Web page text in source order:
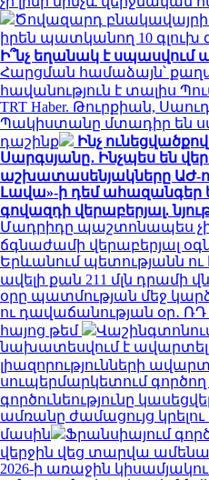
Ծովազարդ բնակավայրի
իրեն պատկանող 10 գլուխ
Ի՞նչ եղանակ է սպասվում
Հարցման համաձայն՝
հավանություն է տալիս
TRT Haber. Թուրքիան,
Պակիստանը մտադիր են
դաշինք
Ինչ
Սարգսյանը․ Ինչպես են
աշխատասենյակները ԱԺ-
Լավա»-ի դեմ ահազանգեր
գովազդի վերաբերյալ.
Մադրիդը պաշտոնապես չի
ճգնաժամի վերաբերյալ
Երևանում պետությանն
ավելի քան 211 մլն դրամի
օրը պատմության մեջ
ու դավաճանության օր․
հայոց թեմ
նախատեսվում է
լիազորությունների
սուպերմարկետում
գործունեությունը
ամռանը ժամացույց
մասին
Ֆրանսիայում
վերջին վեց տարվա
2026-ի առաջին